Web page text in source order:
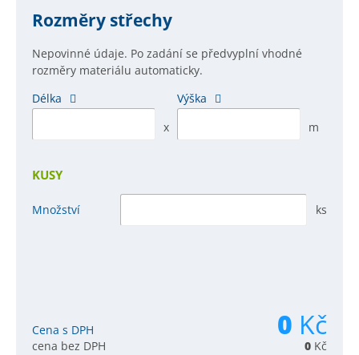
Rozměry střechy
Nepovinné údaje. Po zadání se předvyplní vhodné
rozměry materiálu automaticky.
Délka
x
Výška
m
KUSY
Množství ks
Cena s DPH 0 Kč
cena bez DPH 0 Kč